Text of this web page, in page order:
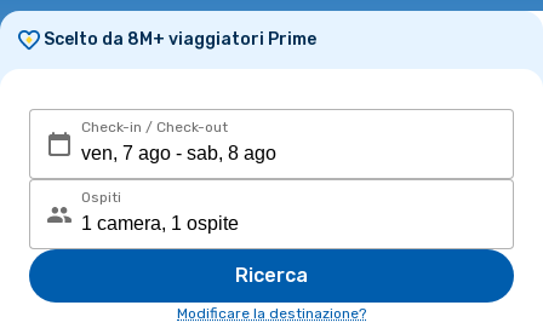
Scelto da 8M+ viaggiatori Prime
Check-in / Check-out
Ospiti
Ricerca
Modificare la destinazione?